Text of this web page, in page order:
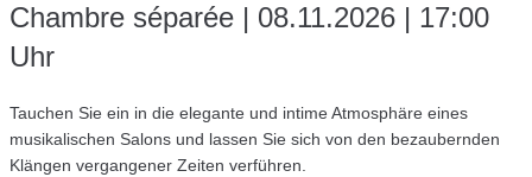
Chambre séparée | 08.11.2026 | 17:00
Uhr
Tauchen Sie ein in die elegante und intime Atmosphäre eines
musikalischen Salons und lassen Sie sich von den bezaubernden
Klängen vergangener Zeiten verführen.